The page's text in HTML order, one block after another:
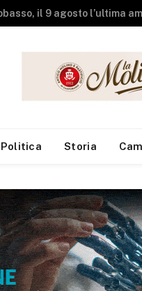
Politica Storia